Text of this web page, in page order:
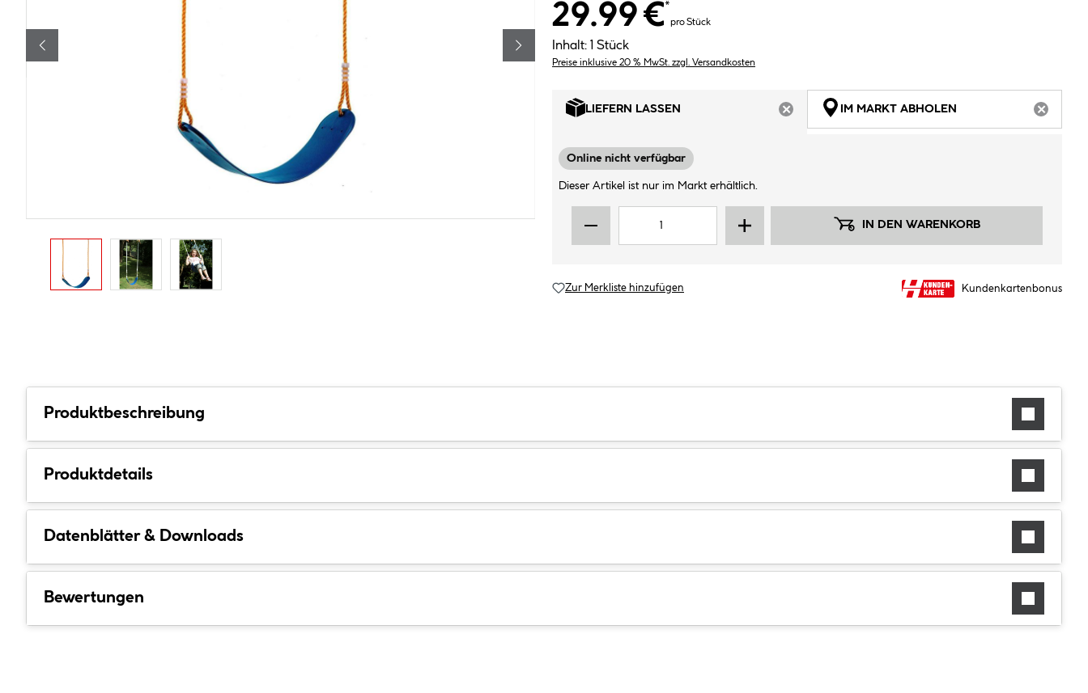
29.99 €*
pro Stück
Inhalt: 1 Stück
Preise inklusive 20 % MwSt. zzgl. Versandkosten
LIEFERN LASSEN
ARTIKEL NICHT VERFÜGBAR
IM MARKT ABHOLEN
Online nicht verfügbar
Dieser Artikel ist nur im Markt erhältlich.
IN DEN WARENKORB
Zur Merkliste hinzufügen Kundenkartenbonus
Produktbeschreibung
Produktdetails
Datenblätter & Downloads
Bewertungen